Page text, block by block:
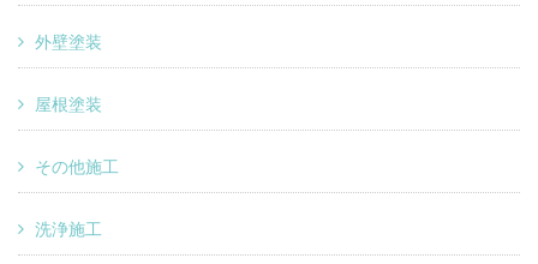
外壁塗装
屋根塗装
その他施工
洗浄施工